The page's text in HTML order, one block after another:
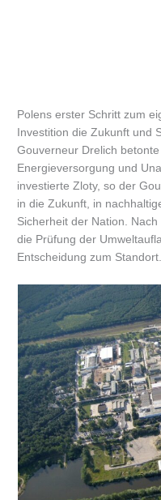
Polens erster Schritt zum
Investition die Zukunft und
Gouverneur Drelich
Energieversorgung und
investierte Zloty, so der
in die Zukunft, in
Sicherheit der Nation.
die Prüfung der
Entscheidung zum Standort.